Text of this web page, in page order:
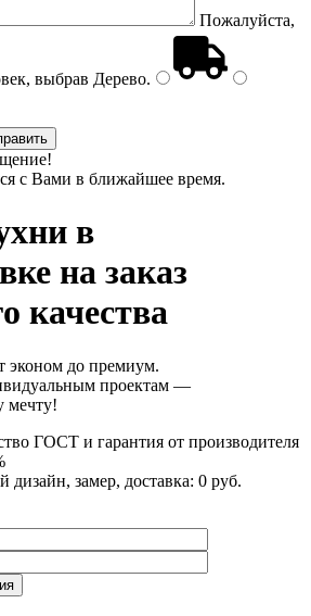
Пожалуйста,
выбрав Дерево.
с Вами в ближайшее время.
в
на заказ
качества
эконом до премиум.
проектам —
мечту!
ГОСТ и гарантия от производителя
замер, доставка: 0 руб.